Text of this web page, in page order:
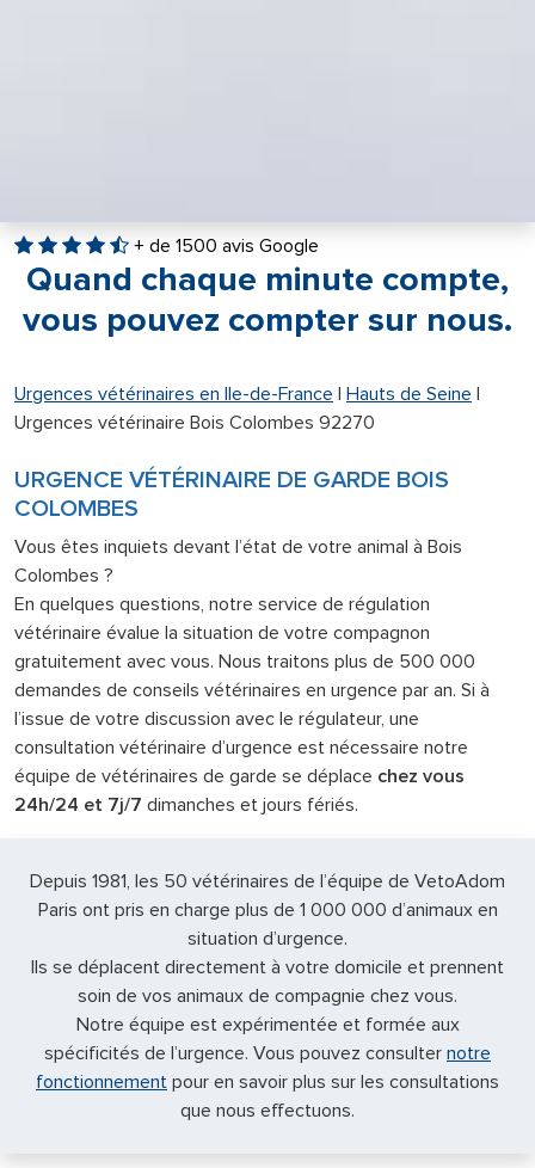
+ de 1500 avis Google
Quand chaque minute compte,
vous pouvez compter sur nous.
Urgences vétérinaires en Ile-de-France | Hauts de Seine |
Urgences vétérinaire Bois Colombes 92270
URGENCE VÉTÉRINAIRE DE GARDE BOIS
COLOMBES
Vous êtes inquiets devant l’état de votre animal à Bois
Colombes ?
En quelques questions, notre service de régulation
vétérinaire évalue la situation de votre compagnon
gratuitement avec vous. Nous traitons plus de 500 000
demandes de conseils vétérinaires en urgence par an. Si à
l’issue de votre discussion avec le régulateur, une
consultation vétérinaire d’urgence est nécessaire notre
équipe de vétérinaires de garde se déplace chez vous
24h/24 et 7j/7 dimanches et jours fériés.
Depuis 1981, les 50 vétérinaires de l’équipe de VetoAdom
Paris ont pris en charge plus de 1 000 000 d’animaux en
situation d’urgence.
Ils se déplacent directement à votre domicile et prennent
soin de vos animaux de compagnie chez vous.
Notre équipe est expérimentée et formée aux
spécificités de l’urgence. Vous pouvez consulter notre
fonctionnement pour en savoir plus sur les consultations
que nous effectuons.